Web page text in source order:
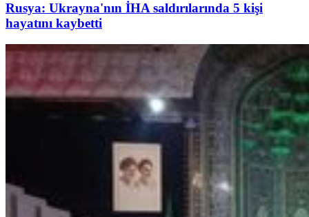
Rusya: Ukrayna'nın İHA saldırılarında 5 kişi
hayatını kaybetti